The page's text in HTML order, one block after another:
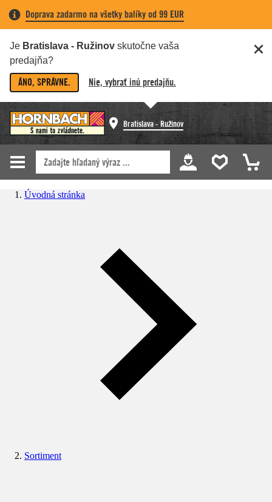
Doprava zadarmo na všetky balíky od 99 EUR
Je Bratislava - Ružinov skutočne vaša
predajňa?
ÁNO, SPRÁVNE. Nie, vybrať inú predajňu.
Bratislava - Ružinov
Úvodná stránka
Sortiment